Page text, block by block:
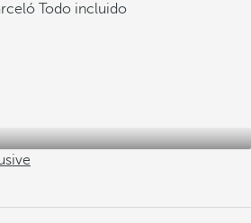
Todo incluido